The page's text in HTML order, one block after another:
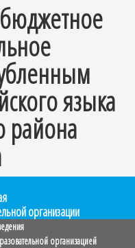
языка
района
организации
организацией